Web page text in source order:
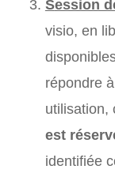
Session
visio, en
répondre
est
identifiée